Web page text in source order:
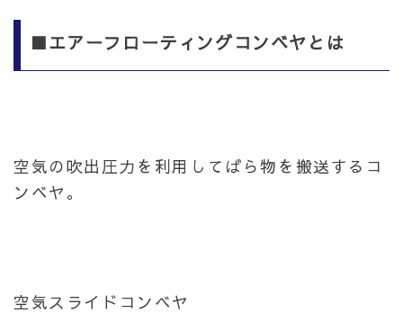
■エアーフローティングコンベヤとは
空気の吹出圧力を利用してばら物を搬送するコ
ンベヤ。
空気スライドコンベヤ